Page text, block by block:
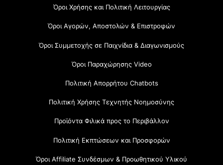
Όροι Χρήσης και Πολιτική Λειτουργίας
Όροι Αγορών, Αποστολών & Επιστροφών
Όροι Συμμετοχής σε Παιχνίδια & Διαγωνισμούς
Όροι Παραχώρησης Video
Πολιτική Απορρήτου Chatbots
Πολιτική Χρήσης Τεχνητής Νοημοσύνης
Προϊόντα Φιλικά προς το Περιβάλλον
Πολιτική Εκπτώσεων και Προσφορών
Όροι Affiliate Συνδέσμων & Προωθητικού Υλικού